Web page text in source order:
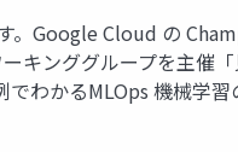
。Google Cloud の
キンググループを主催
でわかるMLOps 機械学